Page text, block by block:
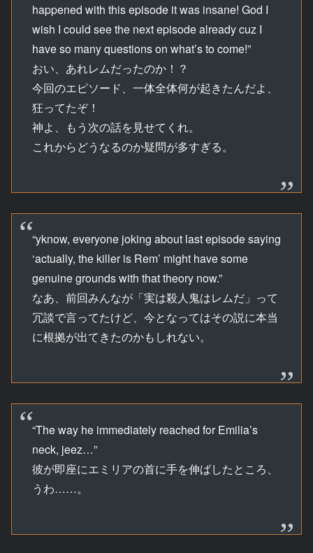
happened with this episode it was insane! God I
wish I could see the next episode already cuz I
have so many questions on what’s to come!”
おい、あれレムだったのか！？
今回のエピソード、一体全体何が起きたんだよ、
狂ってたぞ！
神よ、もう次の話を見せてくれ。
これからどうなるのか疑問が多すぎる。
“yknow, everyone joking about last episode saying
‘actually, the killer is Rem’ might have some
genuine grounds with that theory now.”
なあ、前回みんなが「実は殺人鬼はレムだ」って
冗談で言ってたけど、今となってはその説に本当
に根拠が出てきたのかもしれない。
“The way he immediately reached for Emilia’s
neck, jeez…”
彼が即座にエミリアの首に手を伸ばしたところ、
うわ……。